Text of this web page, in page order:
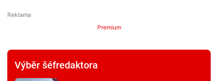
Premium
Výběr šéfredaktora